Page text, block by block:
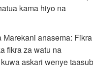
kama hiyo na
anasema: Fikra
fikra za watu na
askari wenye